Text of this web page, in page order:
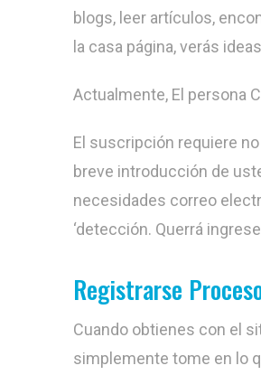
blogs, leer artículos,
la casa página, verás
Actualmente, El persona
El suscripción requiere
breve introducción de
necesidades correo
‘detección. Querrá
Registrarse
Cuando obtienes con el
simplemente tome en lo